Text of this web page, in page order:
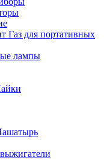
Газ для портативных
лампы